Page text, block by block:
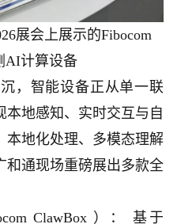
展会上展示的Fibocom
AI计算设备
智能设备正从单一联
本地感知、实时交互与自
本地化处理、多模态理解
和通现场重磅展出多款全
ClawBox ）： 基于